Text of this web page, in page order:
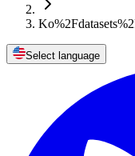
Select language